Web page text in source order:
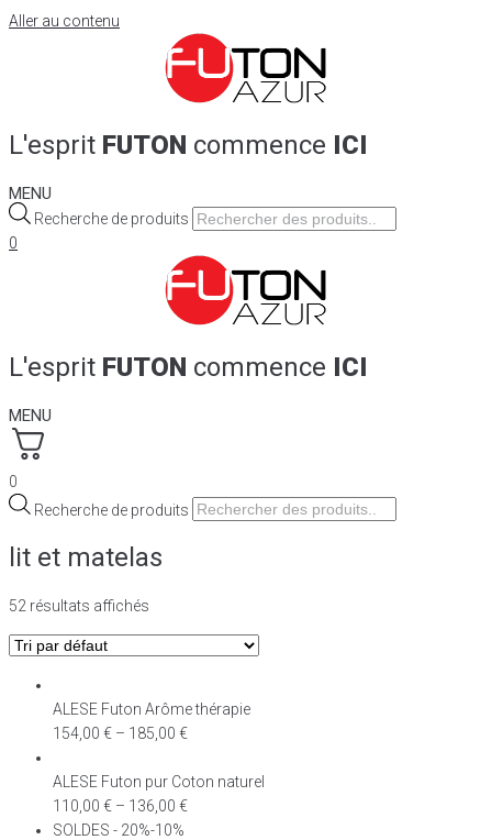
Aller au contenu
L'esprit FUTON commence ICI
MENU
Recherche de produits
0
L'esprit FUTON commence ICI
MENU
0
Recherche de produits
lit et matelas
52 résultats affichés
ALESE Futon Arôme thérapie
154,00 € – 185,00 €
ALESE Futon pur Coton naturel
110,00 € – 136,00 €
SOLDES - 20%-10%